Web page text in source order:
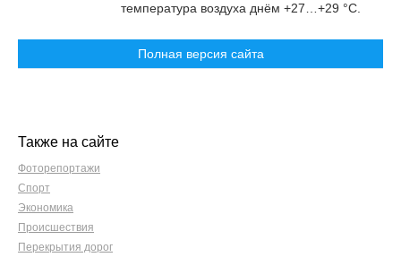
температура воздуха днём +27…+29 °C.
Полная версия сайта
Также на сайте
Фоторепортажи
Спорт
Экономика
Происшествия
Перекрытия дорог